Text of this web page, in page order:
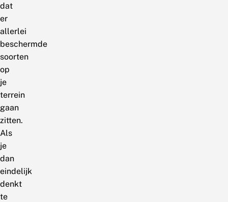
dat
er
allerlei
beschermde
soorten
op
je
terrein
gaan
zitten.
Als
je
dan
eindelijk
denkt
te